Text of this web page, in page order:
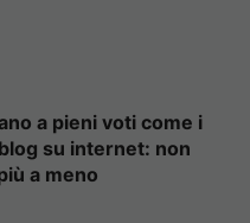
a pieni voti come i
su internet: non
a meno